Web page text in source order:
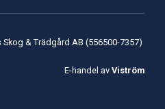
& Trädgård AB (556500-7357)
E-handel av Viström